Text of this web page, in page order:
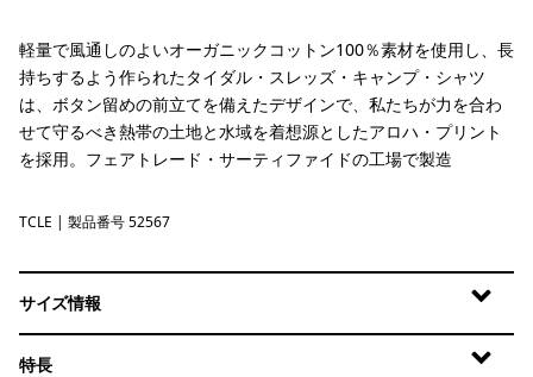
軽量で風通しのよいオーガニックコットン100％素材を使用し、長
持ちするよう作られたタイダル・スレッズ・キャンプ・シャツ
は、ボタン留めの前立てを備えたデザインで、私たちが力を合わ
せて守るべき熱帯の土地と水域を着想源としたアロハ・プリント
を採用。フェアトレード・サーティファイドの工場で製造
Tropiclimb: Hot Ember
TCLE | 製品番号 52567
サイズ情報
特長